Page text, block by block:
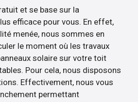
et se base sur la
efficace pour vous. En effet,
menée, nous sommes en
le moment où les travaux
solaire sur votre toit
Pour cela, nous disposons
Effectivement, nous vous
permettant